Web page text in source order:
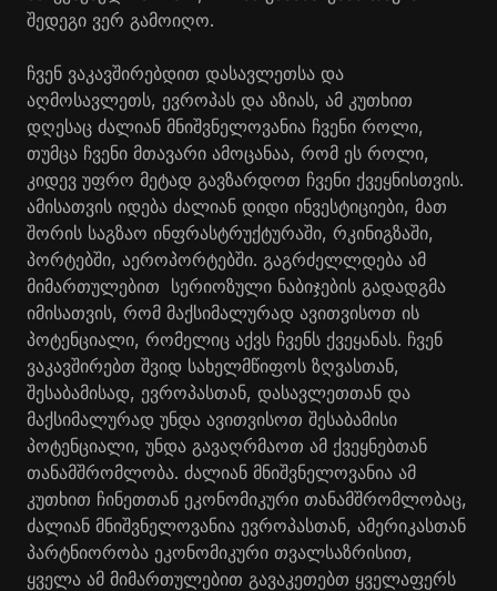
შედეგი ვერ გამოიღო.
ჩვენ ვაკავშირებდით დასავლეთსა და
აღმოსავლეთს, ევროპას და აზიას, ამ კუთხით
დღესაც ძალიან მნიშვნელოვანია ჩვენი როლი,
თუმცა ჩვენი მთავარი ამოცანაა, რომ ეს როლი,
კიდევ უფრო მეტად გავზარდოთ ჩვენი ქვეყნისთვის.
ამისათვის იდება ძალიან დიდი ინვესტიციები, მათ
შორის საგზაო ინფრასტრუქტურაში, რკინიგზაში,
პორტებში, აეროპორტებში. გაგრძელლდება ამ
მიმართულებით სერიოზული ნაბიჯების გადადგმა
იმისათვის, რომ მაქსიმალურად ავითვისოთ ის
პოტენციალი, რომელიც აქვს ჩვენს ქვეყანას. ჩვენ
ვაკავშირებთ შვიდ სახელმწიფოს ზღვასთან,
შესაბამისად, ევროპასთან, დასავლეთთან და
მაქსიმალურად უნდა ავითვისოთ შესაბამისი
პოტენციალი, უნდა გავაღრმაოთ ამ ქვეყნებთან
თანამშრომლობა. ძალიან მნიშვნელოვანია ამ
კუთხით ჩინეთთან ეკონომიკური თანამშრომლობაც,
ძალიან მნიშვნელოვანია ევროპასთან, ამერიკასთან
პარტნიორობა ეკონომიკური თვალსაზრისით,
ყველა ამ მიმართულებით გავაკეთებთ ყველაფერს